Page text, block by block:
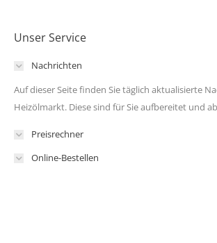
Unser Service
Nachrichten
Auf dieser Seite finden Sie täglich aktualisierte
Heizölmarkt. Diese sind für Sie aufbereitet und
Preisrechner
Online-Bestellen